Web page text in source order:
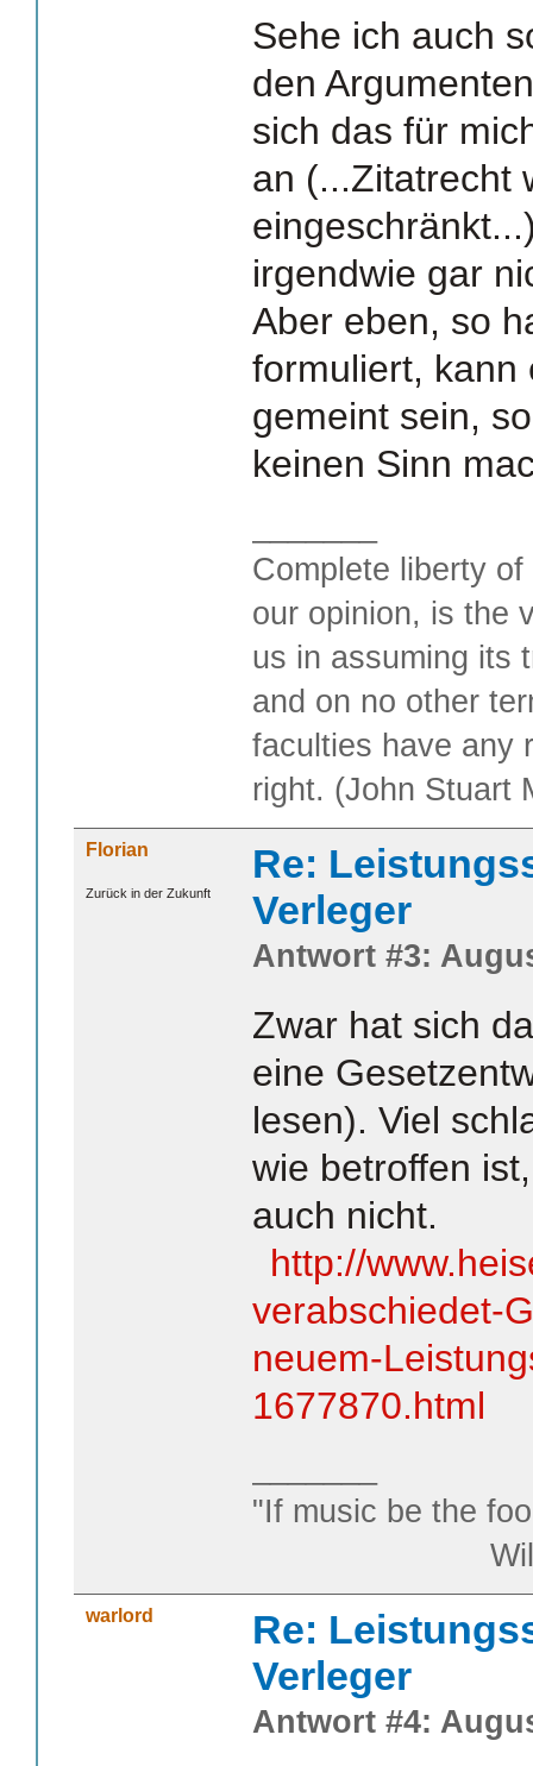
Sehe ich auch
den
sich das für
an (...Zitatrecht
irgendwie gar
Aber eben, so
formuliert, kann
gemeint sein,
keinen Sinn
Complete liberty
our opinion, is the
us in assuming its
and on no other
faculties have any
right. (John Stuart
Florian
Zurück in der Zukunft
Re:
Verleger
Antwort #3:
Zwar hat sich
eine
lesen). Viel
wie betroffen
auch nicht.
http://
verabschiedet-
neuem-
1677870.html
"If music be the
William
warlord
Re:
Verleger
Antwort #4: